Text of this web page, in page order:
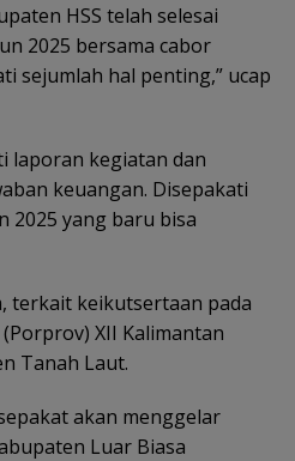
HSS telah selesai
2025 bersama cabor
sejumlah hal penting,” ucap
laporan kegiatan dan
keuangan. Disepakati
2025 yang baru bisa
terkait keikutsertaan pada
XII Kalimantan
Tanah Laut.
akan menggelar
Luar Biasa